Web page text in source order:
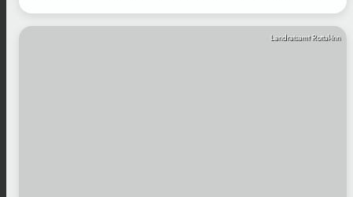
Landratsamt Rottal-Inn